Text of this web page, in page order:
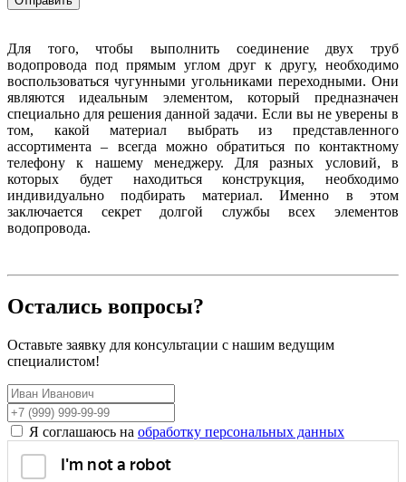
Для того, чтобы выполнить соединение двух труб
водопровода под прямым углом друг к другу, необходимо
воспользоваться чугунными угольниками переходными. Они
являются идеальным элементом, который предназначен
специально для решения данной задачи. Если вы не уверены в
том, какой материал выбрать из представленного
ассортимента – всегда можно обратиться по контактному
телефону к нашему менеджеру. Для разных условий, в
которых будет находиться конструкция, необходимо
индивидуально подбирать материал. Именно в этом
заключается секрет долгой службы всех элементов
водопровода.
Остались вопросы?
Оставьте заявку для консультации с нашим ведущим
специалистом!
Я соглашаюсь на обработку персональных данных